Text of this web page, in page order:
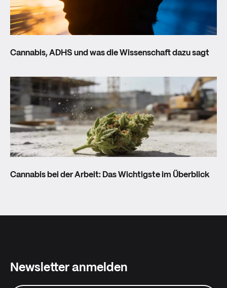
Cannabis, ADHS und was die Wissenschaft dazu sagt
Cannabis bei der Arbeit: Das Wichtigste im Überblick
Newsletter anmelden